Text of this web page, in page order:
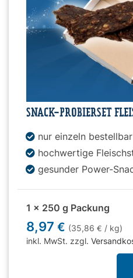
SNACK-PROBIERSET
nur einzeln bestellbar
hochwertige
gesunder Power-
1 x 250 g Packung
8,97 € (35,86 € / kg)
inkl. MwSt. zzgl.